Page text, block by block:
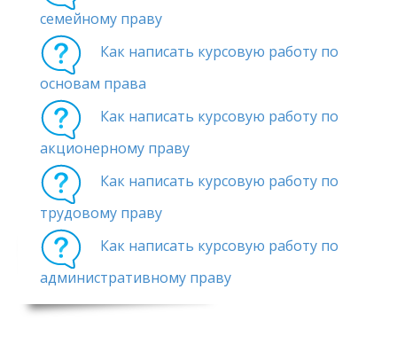
семейному праву
Как написать курсовую работу по
основам права
Как написать курсовую работу по
акционерному праву
Как написать курсовую работу по
трудовому праву
Как написать курсовую работу по
административному праву